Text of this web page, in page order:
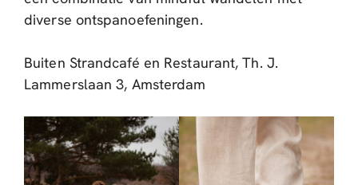
diverse ontspanoefeningen.
Buiten Strandcafé en Restaurant, Th. J.
Lammerslaan 3, Amsterdam